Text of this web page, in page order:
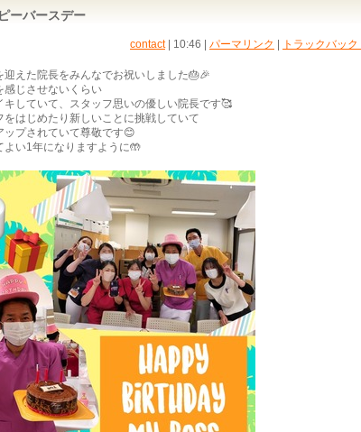
ーバースデー
contact| 10:46 パーマリンク トラックバック
迎えた院長をみんなでお祝いしました🎂🎉
感じさせないくらい
キしていて、スタッフ思いの優しい院長です🥰
をはじめたり新しいことに挑戦していて
ップされていて尊敬です😊
よい1年になりますように🤲